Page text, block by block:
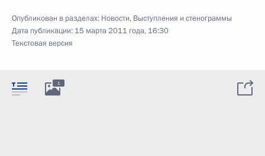
Опубликован в разделах: Новости, Выступления и стенограммы
Дата публикации: 15 марта 2011 года, 16:30
Текстовая версия
1